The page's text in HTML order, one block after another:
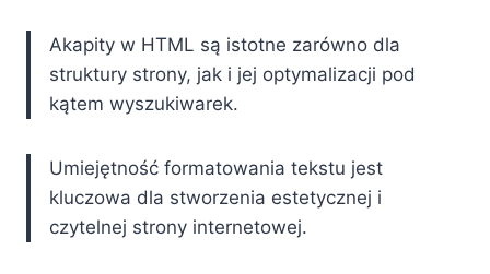
Akapity w HTML są istotne zarówno dla
struktury strony, jak i jej optymalizacji pod
kątem wyszukiwarek.
Umiejętność formatowania tekstu jest
kluczowa dla stworzenia estetycznej i
czytelnej strony internetowej.